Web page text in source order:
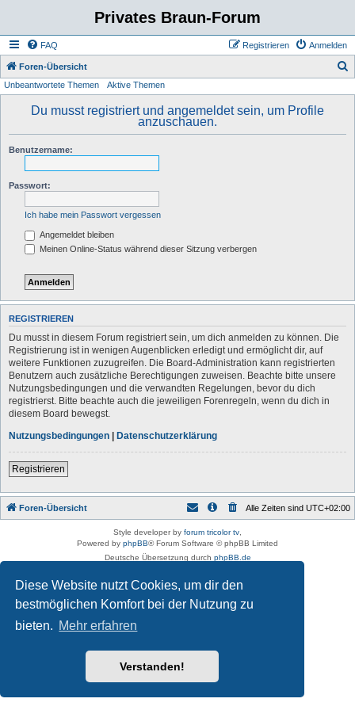
Diese Website nutzt Cookies, um dir den
bestmöglichen Komfort bei der Nutzung zu
bieten. Mehr erfahren
Verstanden!
Privates Braun-Forum
FAQ Anmelden
Registrieren
Foren-Übersicht
Unbeantwortete Themen Aktive Themen
Du musst registriert und angemeldet sein, um Profile
anzuschauen.
Benutzername:
Passwort:
Ich habe mein Passwort vergessen
Angemeldet bleiben
Meinen Online-Status während dieser Sitzung verbergen
REGISTRIEREN
Du musst in diesem Forum registriert sein, um dich anmelden zu können. Die
Registrierung ist in wenigen Augenblicken erledigt und ermöglicht dir, auf
weitere Funktionen zuzugreifen. Die Board-Administration kann registrierten
Benutzern auch zusätzliche Berechtigungen zuweisen. Beachte bitte unsere
Nutzungsbedingungen und die verwandten Regelungen, bevor du dich
registrierst. Bitte beachte auch die jeweiligen Forenregeln, wenn du dich in
diesem Board bewegst.
Nutzungsbedingungen | Datenschutzerklärung
Registrieren
Foren-Übersicht Alle Zeiten sind UTC+02:00
Style developer by forum tricolor tv
Powered by phpBB® Forum Software © phpBB Limited
Deutsche Übersetzung durch phpBB.de